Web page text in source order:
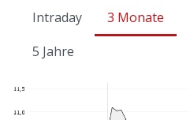
Intraday 3 Monate
5 Jahre